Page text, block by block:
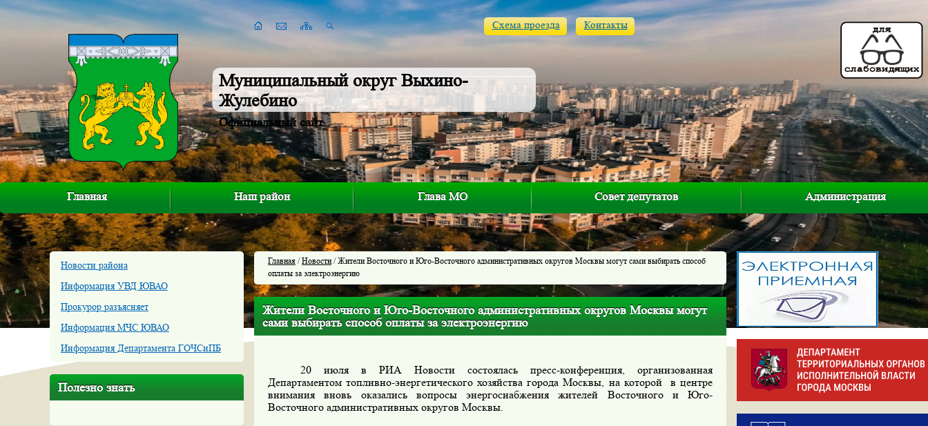
Муниципальный округ Выхино-
Жулебино
Официальный сайт
Схема проезда Контакты
Главная Наш район Глава МО Совет депутатов Администрация
Новости района
Информация УВД ЮВАО
Прокурор разъясняет
Информация МЧС ЮВАО
Информация Департамента ГОЧСиПБ
Полезно знать
Главная /Новости/ Жители Восточного и Юго-Восточного административных округов Москвы могут сами выбирать способ
оплаты за электроэнергию
Жители Восточного и Юго-Восточного административных округов Москвы могут
сами выбирать способ оплаты за электроэнергию
20 июля в РИА Новости состоялась пресс-конференция, организованная
Департаментом топливно-энергетического хозяйства города Москвы, на которой
в центре
внимания вновь оказались вопросы энергоснабжения жителей Восточного и Юго-
Восточного административных округов Москвы.